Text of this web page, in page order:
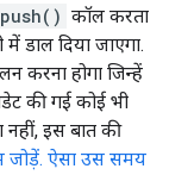
कॉल करता
डाल दिया जाएगा.
करना होगा जिन्हें
की गई कोई भी
इस बात की
जोड़ें. ऐसा उस समय